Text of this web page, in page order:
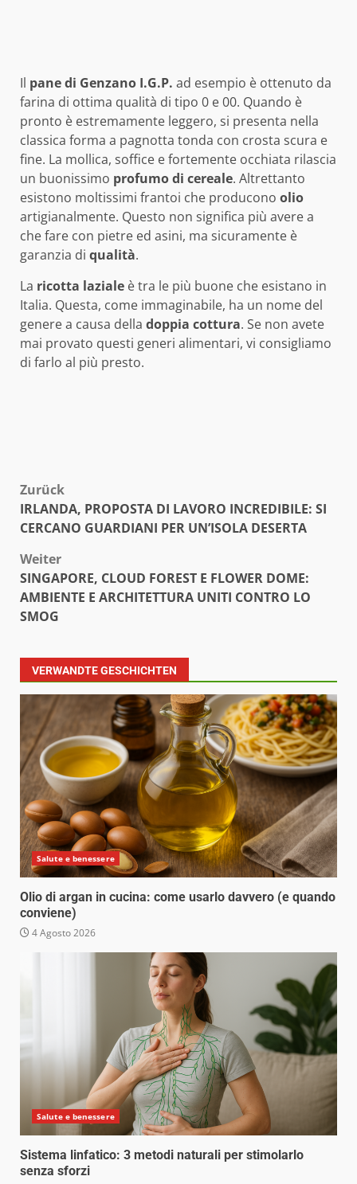
Il pane di Genzano I.G.P. ad esempio è ottenuto da
farina di ottima qualità di tipo 0 e 00. Quando è
pronto è estremamente leggero, si presenta nella
classica forma a pagnotta tonda con crosta scura e
fine. La mollica, soffice e fortemente occhiata rilascia
un buonissimo profumo di cereale. Altrettanto
esistono moltissimi frantoi che producono olio
artigianalmente. Questo non significa più avere a
che fare con pietre ed asini, ma sicuramente è
garanzia di qualità.
La ricotta laziale è tra le più buone che esistano in
Italia. Questa, come immaginabile, ha un nome del
genere a causa della doppia cottura. Se non avete
mai provato questi generi alimentari, vi consigliamo
di farlo al più presto.
Beitragsnavigation
Zurück
IRLANDA, PROPOSTA DI LAVORO INCREDIBILE: SI
CERCANO GUARDIANI PER UN’ISOLA DESERTA
Weiter
SINGAPORE, CLOUD FOREST E FLOWER DOME:
AMBIENTE E ARCHITETTURA UNITI CONTRO LO
SMOG
VERWANDTE GESCHICHTEN
Salute e benessere
Olio di argan in cucina: come usarlo davvero (e quando
conviene)
4 Agosto 2026
Salute e benessere
Sistema linfatico: 3 metodi naturali per stimolarlo
senza sforzi